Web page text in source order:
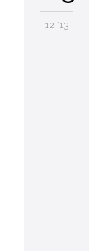
12 '13